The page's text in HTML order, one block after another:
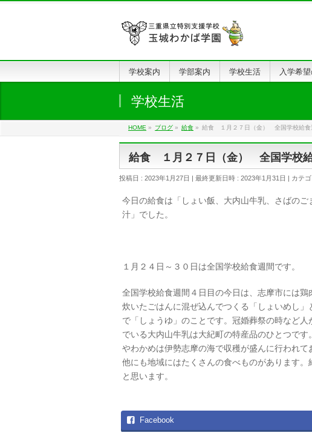
学校案内 学部案内 学校生活 入学希
学校生活
HOME » ブログ » 給食 » 給食 １月２７日（金） 全国学校給食
給食 １月２７日（金） 全国学校給
投稿日 : 2023年1月27日 最終更新日時 : 2023年1月31日 カテ
今日の給食は「しょい飯、大内山牛乳、さばの
汁」でした。
１月２４日～３０日は全国学校給食週間です。
全国学校給食週間４日目の今日は、志摩市には
炊いたごはんに混ぜ込んでつくる「しょいめし
で「しょうゆ」のことです。冠婚葬祭の時など
でいる大内山牛乳は大紀町の特産品のひとつで
やわかめは伊勢志摩の海で収穫が盛んに行われ
他にも地域にはたくさんの食べものがあります
と思います。
Facebook